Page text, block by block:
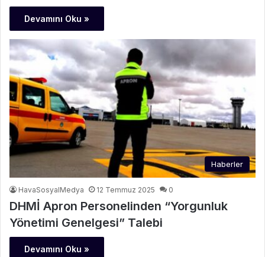
Devamını Oku »
Haberler
HavaSosyalMedya 12 Temmuz 2025 0
DHMİ Apron Personelinden “Yorgunluk
Yönetimi Genelgesi” Talebi
Devamını Oku »